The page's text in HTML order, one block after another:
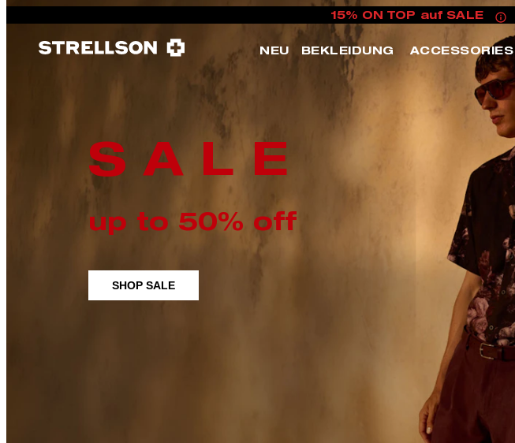
15% ON TOP auf SALE
NEU BEKLEIDUNG ACCESSORIES
S A L E
up to 50% off
SHOP SALE